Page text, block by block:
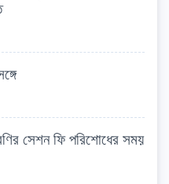
সেশন ফি পরিশোধের সময়